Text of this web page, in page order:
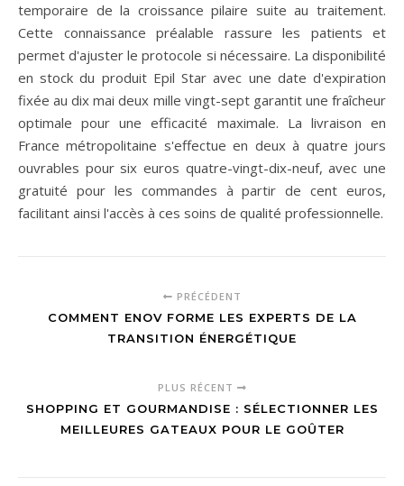
temporaire de la croissance pilaire suite au traitement.
Cette connaissance préalable rassure les patients et
permet d'ajuster le protocole si nécessaire. La disponibilité
en stock du produit Epil Star avec une date d'expiration
fixée au dix mai deux mille vingt-sept garantit une fraîcheur
optimale pour une efficacité maximale. La livraison en
France métropolitaine s'effectue en deux à quatre jours
ouvrables pour six euros quatre-vingt-dix-neuf, avec une
gratuité pour les commandes à partir de cent euros,
facilitant ainsi l'accès à ces soins de qualité professionnelle.
PRÉCÉDENT
COMMENT ENOV FORME LES EXPERTS DE LA
TRANSITION ÉNERGÉTIQUE
PLUS RÉCENT
SHOPPING ET GOURMANDISE : SÉLECTIONNER LES
MEILLEURES GATEAUX POUR LE GOÛTER